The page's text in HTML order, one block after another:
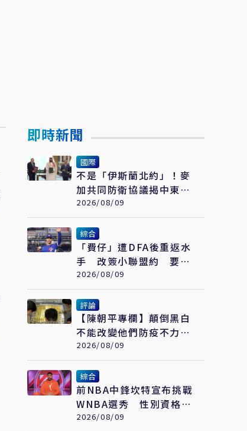
即時新聞
國際
不是「伊斯蘭北約」！麥
加共同防衛協議揭中東新
變化 台灣該看懂「多層
次安全」
2026/08/09
綜合
「費仔」遭DFA後重返水
手 改簽小聯盟約 要從
3A拚回大聯盟
2026/08/09
評論
【陳朝平專欄】顛倒黑白
不能改變他們防疫不力的
黑歷史！
2026/08/09
綜合
前NBA中鋒坎特宣布挑戰
WNBA選秀 性別資格引
爆爭議
2026/08/09